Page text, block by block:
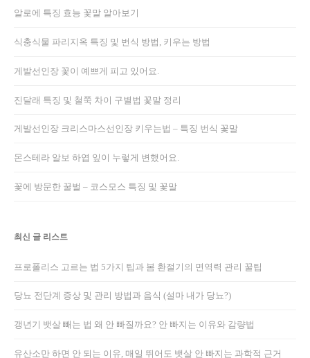
알로에 특징 효능 꽃말 알아보기
식충식물 파리지옥 특징 및 번식 방법, 키우는 방법
게발선인장 꽃이 예쁘게 피고 있어요.
진달래 특징 및 철쭉 차이 구별법 꽃말 정리
게발선인장 크리스마스선인장 키우는법 – 특징 번식 꽃말
몬스테라 알보 하엽 잎이 누렇게 변했어요.
꽃에 방문한 꿀벌 – 코스모스 특징 및 꽃말
최신 글 리스트
프로폴리스 고르는 법 5가지 팁과 봄 환절기의 면역력 관리 꿀팁
당뇨 전단계 증상 및 관리 방법과 음식 (설마 내가 당뇨?)
갱년기 뱃살 빼는 법 왜 안 빠질까요? 안 빠지는 이유와 감량법
유산소만 하면 안 되는 이유, 매일 뛰어도 뱃살 안 빠지는 과학적 근거